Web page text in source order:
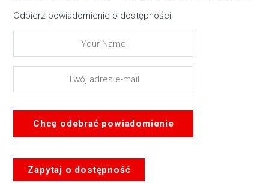
Odbierz powiadomienie o dostępności
Chcę odebrać powiadomienie
Zapytaj o dostępność